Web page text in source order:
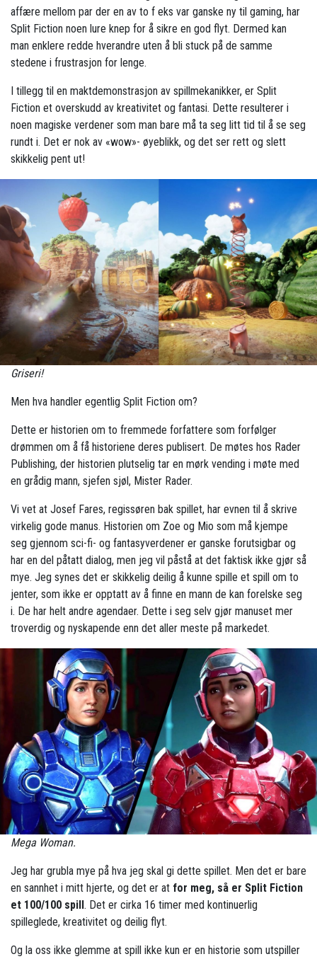
affære mellom par der en av to f eks var ganske ny til gaming, har
Split Fiction noen lure knep for å sikre en god flyt. Dermed kan
man enklere redde hverandre uten å bli stuck på de samme
stedene i frustrasjon for lenge.
I tillegg til en maktdemonstrasjon av spillmekanikker, er Split
Fiction et overskudd av kreativitet og fantasi. Dette resulterer i
noen magiske verdener som man bare må ta seg litt tid til å se seg
rundt i. Det er nok av «wow»- øyeblikk, og det ser rett og slett
skikkelig pent ut!
Griseri!
Men hva handler egentlig Split Fiction om?
Dette er historien om to fremmede forfattere som forfølger
drømmen om å få historiene deres publisert. De møtes hos Rader
Publishing, der historien plutselig tar en mørk vending i møte med
en grådig mann, sjefen sjøl, Mister Rader.
Vi vet at Josef Fares, regissøren bak spillet, har evnen til å skrive
virkelig gode manus. Historien om Zoe og Mio som må kjempe
seg gjennom sci-fi- og fantasyverdener er ganske forutsigbar og
har en del påtatt dialog, men jeg vil påstå at det faktisk ikke gjør så
mye. Jeg synes det er skikkelig deilig å kunne spille et spill om to
jenter, som ikke er opptatt av å finne en mann de kan forelske seg
i. De har helt andre agendaer. Dette i seg selv gjør manuset mer
troverdig og nyskapende enn det aller meste på markedet.
Mega Woman.
Jeg har grubla mye på hva jeg skal gi dette spillet. Men det er bare
en sannhet i mitt hjerte, og det er at for meg, så er Split Fiction
et 100/100 spill. Det er cirka 16 timer med kontinuerlig
spilleglede, kreativitet og deilig flyt.
Og la oss ikke glemme at spill ikke kun er en historie som utspiller